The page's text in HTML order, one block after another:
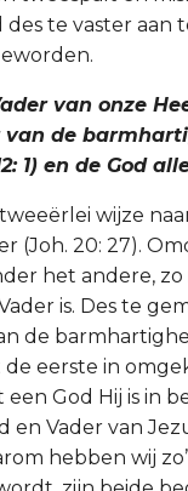
te vaster aan
van onze
van de
1) en de God
wijze
(Joh. 20: 27).
het andere,
is. Des te
de
eerste in
God Hij is in
en Vader van
hebben wij